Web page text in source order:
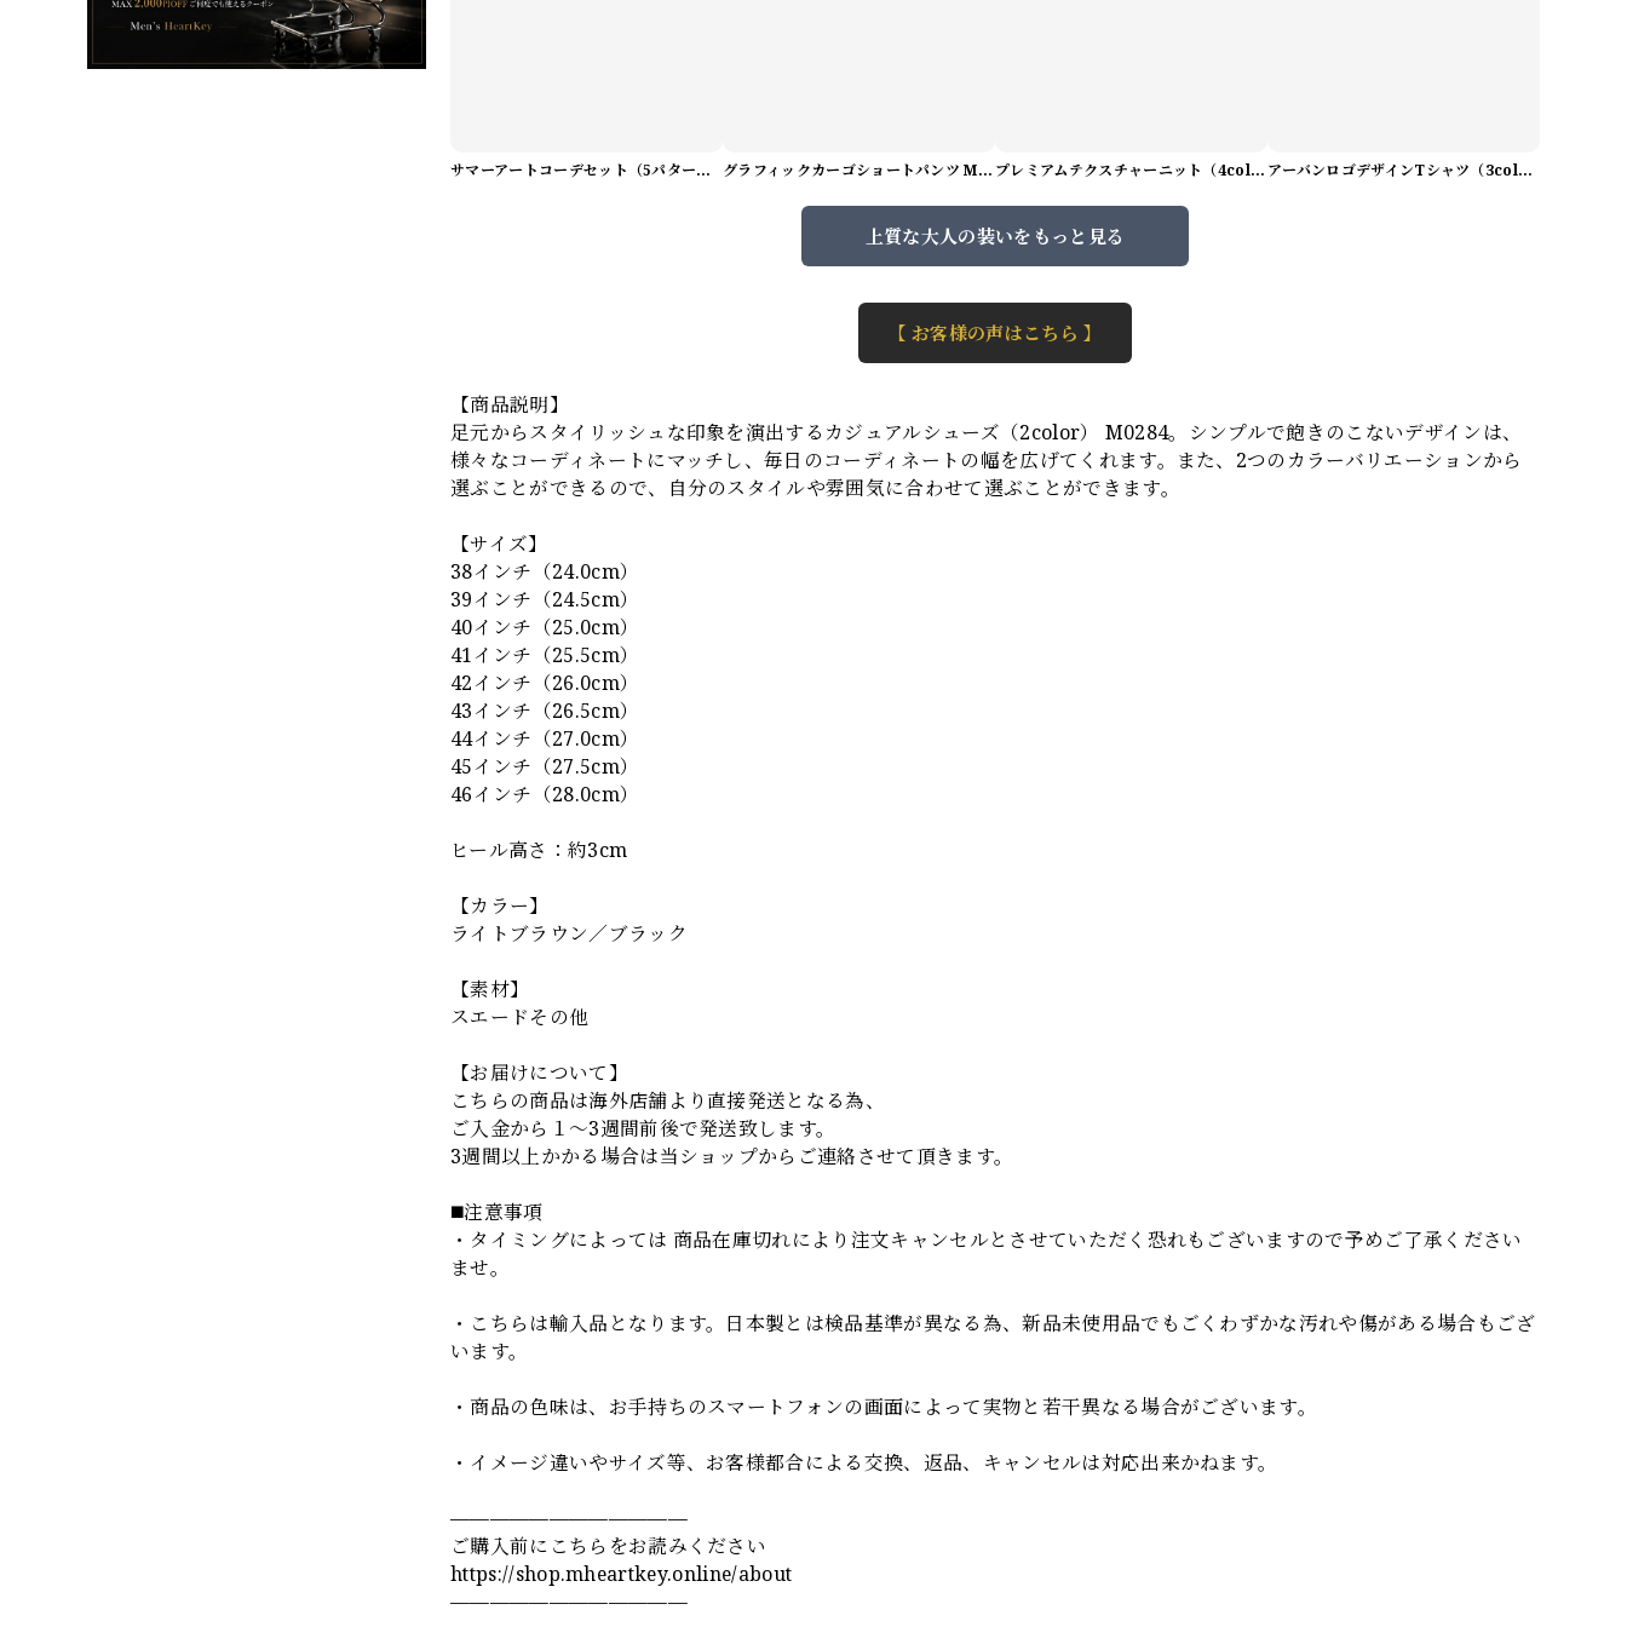
サマーアートコーデセット（5パターン） M1048 グラフィックカーゴショートパンツ M1029 プレミアムテクスチャーニット（4color） M0971 アーバンロゴデザインTシャツ（3color） M0984
上質な大人の装いをもっと見る
【 お客様の声はこちら 】
【商品説明】
足元からスタイリッシュな印象を演出するカジュアルシューズ（2color） M0284。シンプルで飽きのこないデザインは、
様々なコーディネートにマッチし、毎日のコーディネートの幅を広げてくれます。また、2つのカラーバリエーションから
選ぶことができるので、自分のスタイルや雰囲気に合わせて選ぶことができます。
【サイズ】
38インチ（24.0cm）
39インチ（24.5cm）
40インチ（25.0cm）
41インチ（25.5cm）
42インチ（26.0cm）
43インチ（26.5cm）
44インチ（27.0cm）
45インチ（27.5cm）
46インチ（28.0cm）
ヒール高さ：約3cm
【カラー】
ライトブラウン／ブラック
【素材】
スエードその他
【お届けについて】
こちらの商品は海外店舗より直接発送となる為、
ご入金から１～3週間前後で発送致します。
3週間以上かかる場合は当ショップからご連絡させて頂きます。
◼️注意事項
・タイミングによっては 商品在庫切れにより注文キャンセルとさせていただく恐れもございますので予めご了承ください
ませ。
・こちらは輸入品となります。日本製とは検品基準が異なる為、新品未使用品でもごくわずかな汚れや傷がある場合もござ
います。
・商品の色味は、お手持ちのスマートフォンの画面によって実物と若干異なる場合がございます。
・イメージ違いやサイズ等、お客様都合による交換、返品、キャンセルは対応出来かねます。
————————————
ご購入前にこちらをお読みください
https://shop.mheartkey.online/about
————————————